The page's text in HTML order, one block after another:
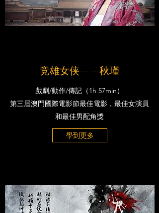
竞雄女侠——秋瑾
戲劇/動作/傳記（1h 57min）
第三屆澳門國際電影節最佳電影，最佳女演員
和最佳男配角獎
學到更多